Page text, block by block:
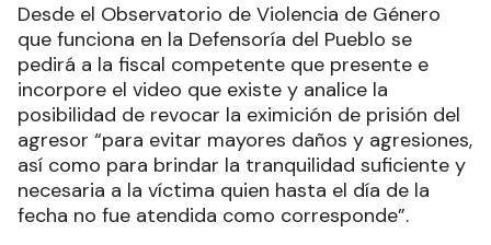
Desde el Observatorio de Violencia de Género
que funciona en la Defensoría del Pueblo se
pedirá a la fiscal competente que presente e
incorpore el video que existe y analice la
posibilidad de revocar la eximición de prisión del
agresor “para evitar mayores daños y agresiones,
así como para brindar la tranquilidad suficiente y
necesaria a la víctima quien hasta el día de la
fecha no fue atendida como corresponde”.